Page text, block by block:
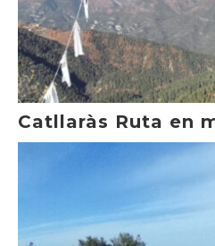
Catllaràs Ruta en